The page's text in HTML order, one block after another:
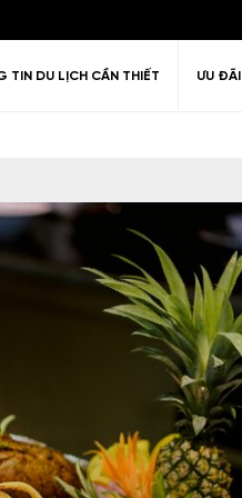
TIN DU LỊCH CẦN THIẾT ƯU ĐÃI
giãn Thiên nhiên